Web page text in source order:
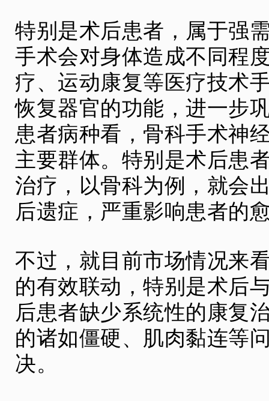
特别是术后患者，属于强
手术会对身体造成不同程
疗、运动康复等医疗技术
恢复器官的功能，进一步
患者病种看，骨科手术神
主要群体。特别是术后患
治疗，以骨科为例，就会
后遗症，严重影响患者的
不过，就目前市场情况来
的有效联动，特别是术后
后患者缺少系统性的康复
的诸如僵硬、肌肉黏连等
决。